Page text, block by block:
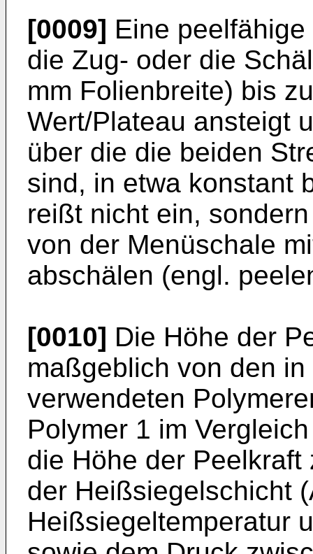
[0009] Eine
die Zug- oder die
mm Folienbreite) bis
Wert/Plateau ansteigt
über die die beiden
sind, in etwa konstant
reißt nicht ein,
von der Menüschale
abschälen (engl.
[0010] Die Höhe der
maßgeblich von den
verwendeten
Polymer 1 im
die Höhe der
der Heißsiegelschicht
Heißsiegeltemperatur